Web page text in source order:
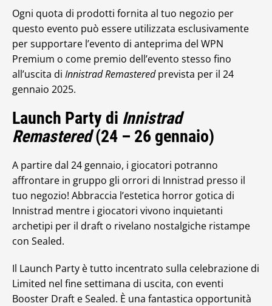
Ogni quota di prodotti fornita al tuo negozio per
questo evento può essere utilizzata esclusivamente
per supportare l’evento di anteprima del WPN
Premium o come premio dell’evento stesso fino
all’uscita di Innistrad Remasteredprevista per il 24
gennaio 2025.
Launch Party di Innistrad
Remastered(24 – 26 gennaio)
A partire dal 24 gennaio, i giocatori potranno
affrontare in gruppo gli orrori di Innistrad presso il
tuo negozio! Abbraccia l’estetica horror gotica di
Innistrad mentre i giocatori vivono inquietanti
archetipi per il draft o rivelano nostalgiche ristampe
con Sealed.
Il Launch Party è tutto incentrato sulla celebrazione di
Limited nel fine settimana di uscita, con eventi
Booster Draft e Sealed. È una fantastica opportunità